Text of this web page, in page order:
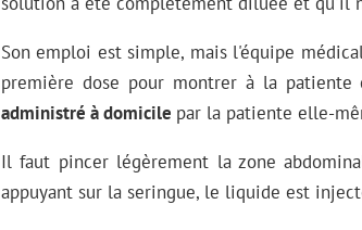
Son emploi est simple, mais l'équipe
première dose pour montrer à la
administré à domicile par la patiente elle-
Il faut pincer légèrement la zone
appuyant sur la seringue, le liquide est